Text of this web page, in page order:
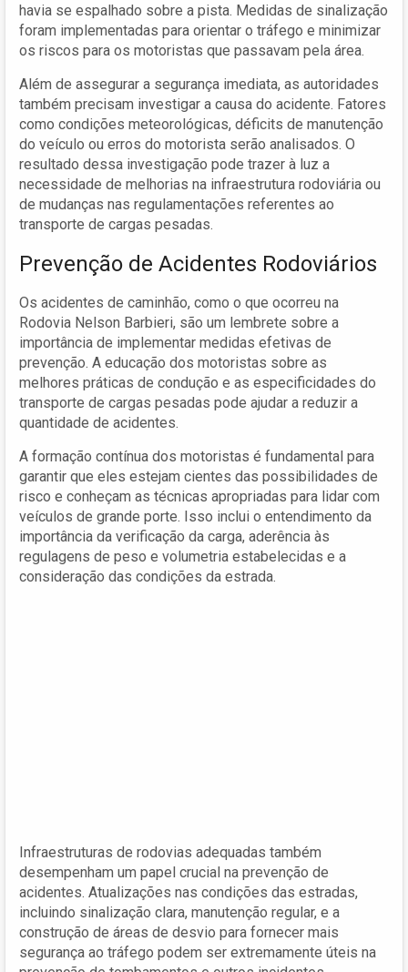
havia se espalhado sobre a pista. Medidas de sinalização
foram implementadas para orientar o tráfego e minimizar
os riscos para os motoristas que passavam pela área.
Além de assegurar a segurança imediata, as autoridades
também precisam investigar a causa do acidente. Fatores
como condições meteorológicas, déficits de manutenção
do veículo ou erros do motorista serão analisados. O
resultado dessa investigação pode trazer à luz a
necessidade de melhorias na infraestrutura rodoviária ou
de mudanças nas regulamentações referentes ao
transporte de cargas pesadas.
Prevenção de Acidentes Rodoviários
Os acidentes de caminhão, como o que ocorreu na
Rodovia Nelson Barbieri, são um lembrete sobre a
importância de implementar medidas efetivas de
prevenção. A educação dos motoristas sobre as
melhores práticas de condução e as especificidades do
transporte de cargas pesadas pode ajudar a reduzir a
quantidade de acidentes.
A formação contínua dos motoristas é fundamental para
garantir que eles estejam cientes das possibilidades de
risco e conheçam as técnicas apropriadas para lidar com
veículos de grande porte. Isso inclui o entendimento da
importância da verificação da carga, aderência às
regulagens de peso e volumetria estabelecidas e a
consideração das condições da estrada.
Infraestruturas de rodovias adequadas também
desempenham um papel crucial na prevenção de
acidentes. Atualizações nas condições das estradas,
incluindo sinalização clara, manutenção regular, e a
construção de áreas de desvio para fornecer mais
segurança ao tráfego podem ser extremamente úteis na